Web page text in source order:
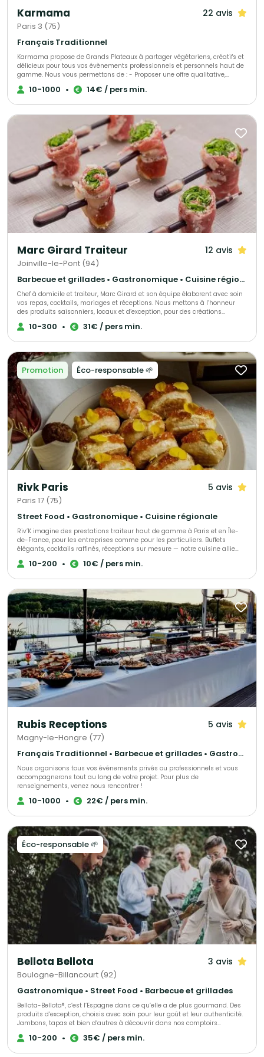
Karmama 22 avis
Paris 3 (75)
Français Traditionnel
Karmama propose de Grands Plateaux à partager végétariens, créatifs et
délicieux pour tous vos évènements professionnels et personnels haut de
gamme. Nous vous permettons de : - Proposer une offre qualitative,
originale, savoureuse - Diviser par deux votre empreinte carbone par
rapport à un traiteur plus traditionnel - Satisfaire simplement tous les
10-1000 • 14€ / pers min.
Marc Girard Traiteur 12 avis
Joinville-le-Pont (94)
Barbecue et grillades • Gastronomique • Cuisine régionale
Chef à domicile et traiteur, Marc Girard et son équipe élaborent avec soin
vos repas, cocktails, mariages et réceptions. Nous mettons à l’honneur
des produits saisonniers, locaux et d’exception, pour des créations
gourmandes et raffinées qui raviront vos convives. Engagés pour une
cuisine responsable, nous soutenons la consommation durable des
l’environnement.
10-300 • 31€ / pers min.
Promotion Éco-responsable 🌱
Rivk Paris 5 avis
Paris 17 (75)
Street Food • Gastronomique • Cuisine régionale
Riv’K imagine des prestations traiteur haut de gamme à Paris et en Île-
de-France, pour les entreprises comme pour les particuliers. Buffets
élégants, cocktails raffinés, réceptions sur mesure — notre cuisine allie
générosité, précision et influences levantines. Traiteur parisien à votre
écoute, nous nous adaptons à toutes vos envies et à chaque occasion.
alimentaires. Pour compléter votre expérience, nous offrons également
une sélection de boissons maison, préparées avec soin.
10-200 • 10€ / pers min.
Rubis Receptions 5 avis
Magny-le-Hongre (77)
Français Traditionnel • Barbecue et grillades • Gastronomique
Nous organisons tous vos événements privés ou professionnels et vous
accompagnerons tout au long de votre projet. Pour plus de
renseignements, venez nous rencontrer !
10-1000 • 22€ / pers min.
Éco-responsable 🌱
Bellota Bellota 3 avis
Boulogne-Billancourt (92)
Gastronomique • Street Food • Barbecue et grillades
Bellota-Bellota®, c’est l’Espagne dans ce qu’elle a de plus gourmand. Des
produits d’exception, choisis avec soin pour leur goût et leur authenticité.
Jambons, tapas et bien d’autres à découvrir dans nos comptoirs
parisiens, à partager ou emporter selon l’envie. Et pour vos moments
uniques, nous créons des événements sur mesure, alliant saveurs et
10-200 • 35€ / pers min.